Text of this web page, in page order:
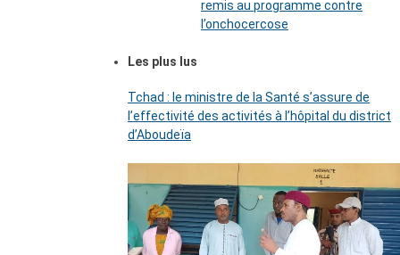
remis au programme contre
l’onchocercose
Les plus lus
Tchad : le ministre de la Santé s’assure de
l’effectivité des activités à l’hôpital du district
d’Aboudeïa